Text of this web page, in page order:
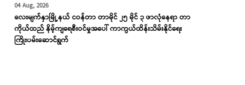
04 Aug, 2026
လေးမျက်နှာမြို့နယ် ငဝန်တာ တာမိုင် ၂၅ မိုင် ၃ ဖာလုံနေရာ တာ
ကိုယ်ထည် နိမ့်ကျရေစီးဝင်မှုအပေါ် ကာကွယ်ထိန်းသိမ်းနိုင်ရေး
ကြိုးပမ်းဆောင်ရွက်